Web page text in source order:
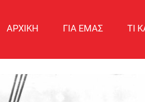
ΑΡΧΙΚΗ ΓΙΑ ΕΜΑΣ ΤΙ